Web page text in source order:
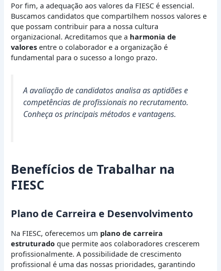
Por fim, a adequação aos valores da FIESC é essencial.
Buscamos candidatos que compartilhem nossos valores e
que possam contribuir para a nossa cultura
organizacional. Acreditamos que a harmonia de
valores entre o colaborador e a organização é
fundamental para o sucesso a longo prazo.
A avaliação de candidatos analisa as aptidões e
competências de profissionais no recrutamento.
Conheça os principais métodos e vantagens.
Benefícios de Trabalhar na
FIESC
Plano de Carreira e Desenvolvimento
Na FIESC, oferecemos um plano de carreira
estruturado que permite aos colaboradores crescerem
profissionalmente. A possibilidade de crescimento
profissional é uma das nossas prioridades, garantindo